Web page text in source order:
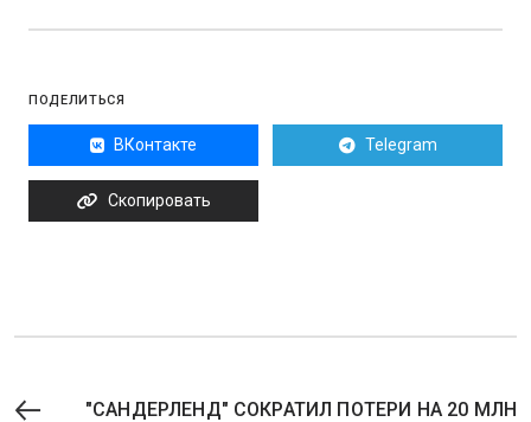
ПОДЕЛИТЬСЯ
ВКонтакте Telegram
Скопировать
"САНДЕРЛЕНД" СОКРАТИЛ ПОТЕРИ НА 20 МЛН